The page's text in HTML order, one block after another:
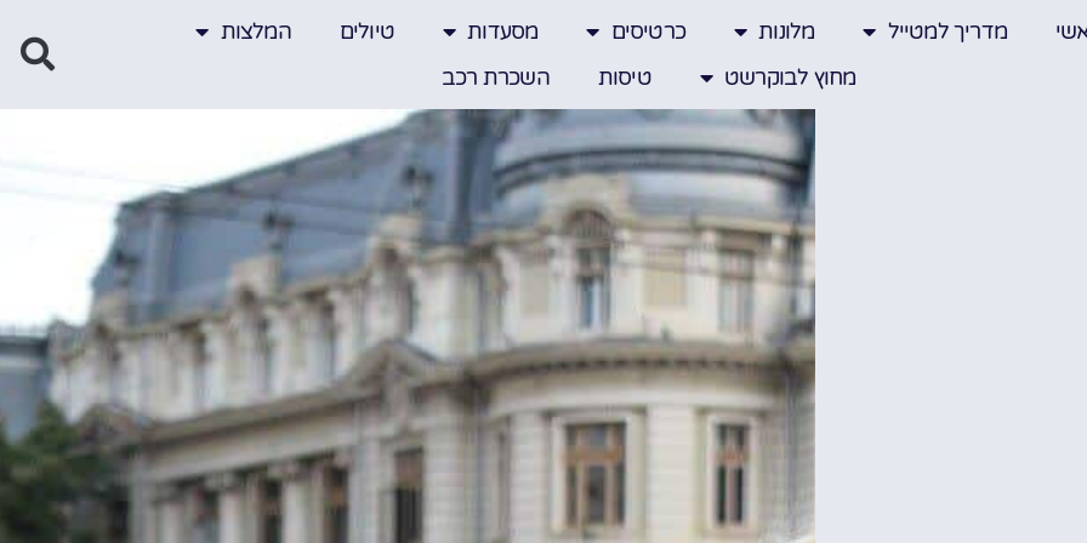
מדריך למטייל מלונות כרטיסים מסעדות טיולים
המלצות
מחוץ לבוקרשט
טיסות השכרת רכב